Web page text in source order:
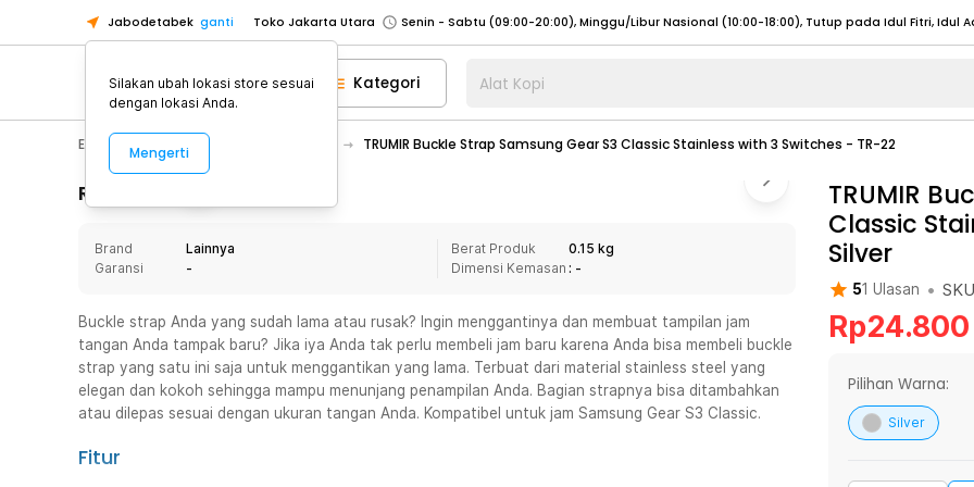
Jabodetabek ganti Toko Jakarta Utara
Toko Tangerang
Toko Cikupa
Pick n Go Jakarta Barat
Senin - Jumat (07:00 - 20:00), Sabtu - Minggu (08:00 - 20:00), Tutup pada Idul Fitri
Pick n Go Bekasi
Senin - Jumat (08:00 - 20:00), Sabtu - Minggu/ Libur Nasional (08:00 - 17:00)
Selengkapnya
Senin - Jumat (08:00 - 20:00), Sabtu - Minggu/ Libur Nasional (08:00 - 17:00) Selengkapnya
Senin - Sabtu (09:00-20:00), Minggu/Libur Nasional (12:00-20:00), Tutup pada Idul Fitri
Senin - Sabtu (09:00-20:00), Minggu/Libur Nasional (12:00-20:00), Tutup pada Idul Fitri
Toko Tangerang
Toko Cikupa
Pick n Go Jakarta Barat
Senin - Jumat (07:00 - 20:00), Sabtu - Minggu (08:00 - 20:00), Tutup pada Idul Fitri
Pick n Go Bekasi
Senin - Jumat (08:00 - 20:00), Sabtu - Minggu/ Libur Nasional (08:00 - 17:00) Selengkapnya
Kategori Alat Kopi
Electronic Gadget TRUMIR Buckle Strap Samsung Gear S3 Classic Stainless with 3 Switches - TR-22
Rincian Produk
Brand
Lainnya
Garansi
-
Berat Produk
0.15 kg
Dimensi Kemasan : -
Buckle strap Anda yang sudah lama atau rusak? Ingin menggantinya dan membuat tampilan jam
tangan Anda tampak baru? Jika iya Anda tak perlu membeli jam baru karena Anda bisa membeli buckle
strap yang satu ini saja untuk menggantikan yang lama. Terbuat dari material stainless steel yang
elegan dan kokoh sehingga mampu menunjang penampilan Anda. Bagian strapnya bisa ditambahkan
atau dilepas sesuai dengan ukuran tangan Anda. Kompatibel untuk jam Samsung Gear S3 Classic.
Fitur
TRUMIR
Classic
Silver
51 Ulasan • SKU
Rp24.800
Pilihan Warna:
Silver
Silakan ubah lokasi store sesuai
dengan lokasi Anda.
Mengerti